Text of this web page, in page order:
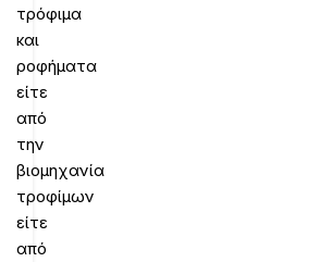
τρόφιμα
και
ροφήματα
είτε
από
την
βιομηχανία
τροφίμων
είτε
από